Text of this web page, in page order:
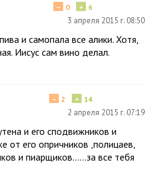
+ 6
− 0
3 апреля 2015 г. 08:50
и самопала все алики. Хотя,
Иисус сам вино делал.
+ 14
− 2
2 апреля 2015 г. 07:19
и его сподвижников и
от его опричников ,полицаев,
и пиарщиков......за все тебя